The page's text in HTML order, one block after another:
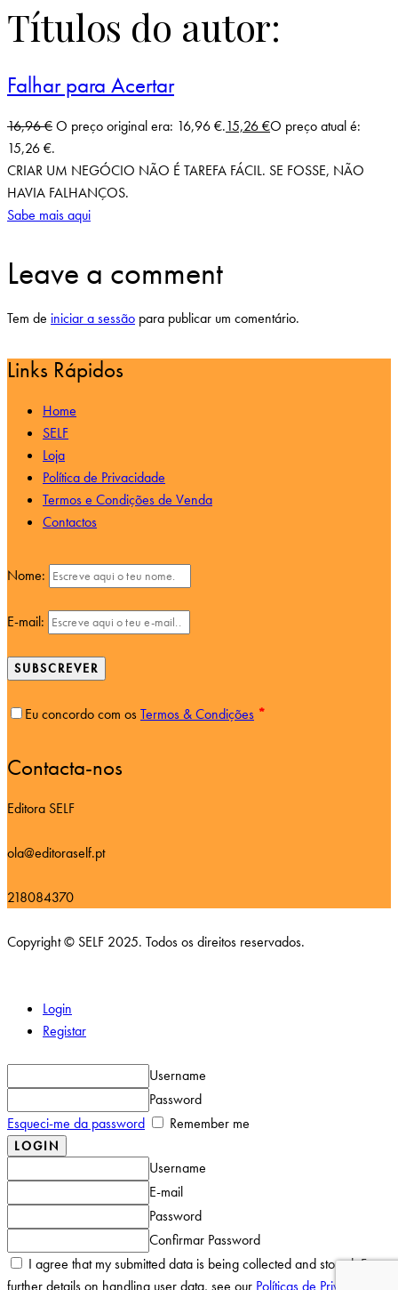
Títulos do autor:
Falhar para Acertar
16,96€O preço original era: 16,96 €.15,26€O preço atual é:
15,26 €.
CRIAR UM NEGÓCIO NÃO É TAREFA FÁCIL. SE FOSSE, NÃO
HAVIA FALHANÇOS.
Sabe mais aqui
Leave a comment
Tem de iniciar a sessão para publicar um comentário.
Links Rápidos
Home
SELF
Loja
Política de Privacidade
Termos e Condições de Venda
Contactos
Nome:
E-mail:
SUBSCREVER
Eu concordo com osTermos & Condições *
Contacta-nos
Editora SELF
ola@editoraself.pt
218084370
Copyright © SELF 2025. Todos os direitos reservados.
Login
Registar
Username
Password
Esqueci-me da password
Remember me
Username
E-mail
Password
Confirmar Password
I agree that my submitted data is being collected and stored. For